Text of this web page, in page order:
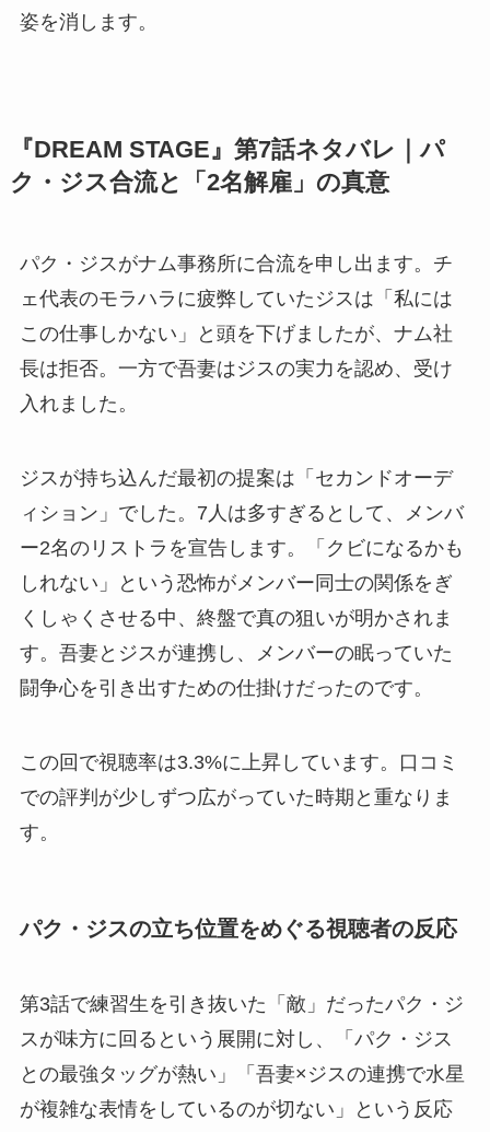
姿を消します。
『DREAM STAGE』第7話ネタバレ｜パ
ク・ジス合流と「2名解雇」の真意
パク・ジスがナム事務所に合流を申し出ます。チ
ェ代表のモラハラに疲弊していたジスは「私には
この仕事しかない」と頭を下げましたが、ナム社
長は拒否。一方で吾妻はジスの実力を認め、受け
入れました。
ジスが持ち込んだ最初の提案は「セカンドオーデ
ィション」でした。7人は多すぎるとして、メンバ
ー2名のリストラを宣告します。「クビになるかも
しれない」という恐怖がメンバー同士の関係をぎ
くしゃくさせる中、終盤で真の狙いが明かされま
す。吾妻とジスが連携し、メンバーの眠っていた
闘争心を引き出すための仕掛けだったのです。
この回で視聴率は3.3%に上昇しています。口コミ
での評判が少しずつ広がっていた時期と重なりま
す。
パク・ジスの立ち位置をめぐる視聴者の反応
第3話で練習生を引き抜いた「敵」だったパク・ジ
スが味方に回るという展開に対し、「パク・ジス
との最強タッグが熱い」「吾妻×ジスの連携で水星
が複雑な表情をしているのが切ない」という反応